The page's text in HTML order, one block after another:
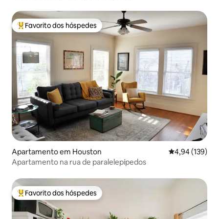
Favoritos dos hóspedes mais apreciados
Favorito dos hóspedes
Apartamento em Houston Classificação
4,94 (139)
Apartamento na rua de paralelepípedos
Favoritos dos hóspedes mais apreciados
Favorito dos hóspedes